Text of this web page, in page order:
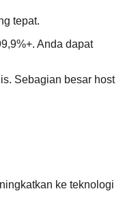
tepat.
Anda dapat
Sebagian besar host
ke teknologi